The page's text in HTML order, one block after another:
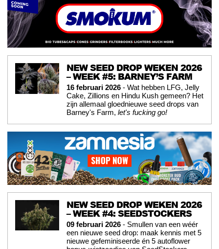
NEW SEED DROP WEKEN 2026
– WEEK #5: BARNEY’S FARM
16 februari 2026 - Wat hebben LFG, Jelly
Cake, Zillions en Hindu Kush gemeen? Het
zijn allemaal gloednieuwe seed drops van
Barney's Farm, let's fucking go!
NEW SEED DROP WEKEN 2026
– WEEK #4: SEEDSTOCKERS
09 februari 2026 - Smullen van een wéér
een nieuwe seed drop: maak kennis met 5
nieuwe gefeminiseerde én 5 autoflower